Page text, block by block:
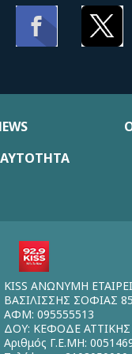
KISS ΑΝΩΝΥΜΗ
ΒΑΣΙΛΙΣΣΗΣ ΣΟΦΙΑΣ
ΑΦΜ: 095555513
ΔΟΥ: ΚΕΦΟΔΕ ΑΤΤΙΚΗΣ
Αριθμός Γ.Ε.ΜΗ: